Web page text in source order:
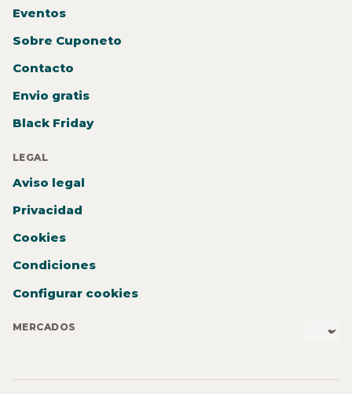
Eventos
Sobre Cuponeto
Contacto
Envio gratis
Black Friday
LEGAL
Aviso legal
Privacidad
Cookies
Condiciones
Configurar cookies
MERCADOS